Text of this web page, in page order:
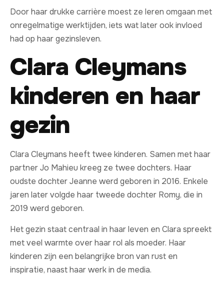
Door haar drukke carrière moest ze leren omgaan met
onregelmatige werktijden, iets wat later ook invloed
had op haar gezinsleven.
Clara Cleymans
kinderen en haar
gezin
Clara Cleymans heeft twee kinderen. Samen met haar
partner Jo Mahieu kreeg ze twee dochters. Haar
oudste dochter Jeanne werd geboren in 2016. Enkele
jaren later volgde haar tweede dochter Romy, die in
2019 werd geboren.
Het gezin staat centraal in haar leven en Clara spreekt
met veel warmte over haar rol als moeder. Haar
kinderen zijn een belangrijke bron van rust en
inspiratie, naast haar werk in de media.